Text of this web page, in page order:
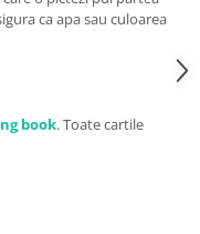
ca apa sau culoarea
book. Toate cartile